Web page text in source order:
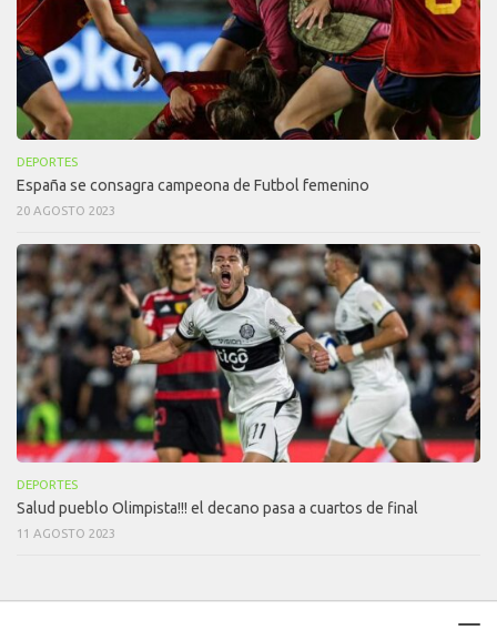
DEPORTES
España se consagra campeona de Futbol femenino
20 AGOSTO 2023
DEPORTES
Salud pueblo Olimpista!!! el decano pasa a cuartos de final
11 AGOSTO 2023